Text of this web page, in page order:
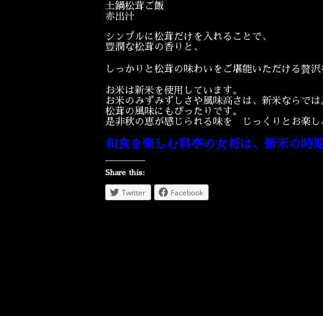
土鍋松茸ご飯
赤出汁
シンプルに松茸だけを入れることで、
豊潤な松茸の香りと、
しっかりと松茸の味わいをご堪能いただける贅沢
お米は新米を使用しています。
お米のみずみずしさや風味高さは、新米ならでは
松茸の風味にもぴったりです。
是非秋の恵が感じられる味を じっくりとお楽し
和食を楽しむ料亭の女将は、新米の時
Share this:
Twitter Facebook